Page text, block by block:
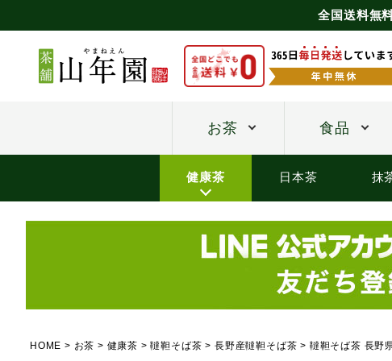
全国送料無
お茶 食品
健康茶 日本茶 抹
HOME お茶 健康茶 韃靼そば茶 長野産韃靼そば茶 韃靼そば茶 長野